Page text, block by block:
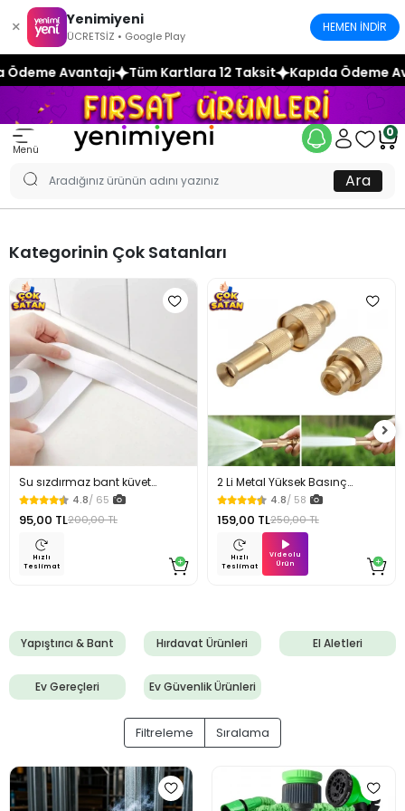
× Yenimiyeni
ÜCRETSİZ • Google Play
HEMEN İNDİR
Tüm Kartlara 12 Taksit Kapıda Ödeme Avantajı Tüm
Menü
0
Ara
Kategorinin Çok Satanları
Su sızdırmaz bant küvet
Tezgah tamir bandı
4.8/ 65
95,00 TL200,00 TL
Hızlı
Teslimat
2 Li Metal Yüksek Basınç
Yağmurlamalı Hortum Ucu
4.8/ 58
159,00 TL250,00 TL
Hızlı
Teslimat
Videolu
Ürün
Yapıştırıcı & Bant Hırdavat Ürünleri El Aletleri
Ev Gereçleri Ev Güvenlik Ürünleri
Filtreleme Sıralama